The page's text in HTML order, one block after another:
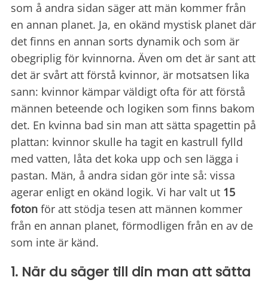
som å andra sidan säger att män kommer från
en annan planet. Ja, en okänd mystisk planet där
det finns en annan sorts dynamik och som är
obegriplig för kvinnorna. Även om det är sant att
det är svårt att förstå kvinnor, är motsatsen lika
sann: kvinnor kämpar väldigt ofta för att förstå
männen beteende och logiken som finns bakom
det. En kvinna bad sin man att sätta spagettin på
plattan: kvinnor skulle ha tagit en kastrull fylld
med vatten, låta det koka upp och sen lägga i
pastan. Män, å andra sidan gör inte så: vissa
agerar enligt en okänd logik. Vi har valt ut 15
foton för att stödja tesen att männen kommer
från en annan planet, förmodligen från en av de
som inte är känd.
1. När du säger till din man att sätta